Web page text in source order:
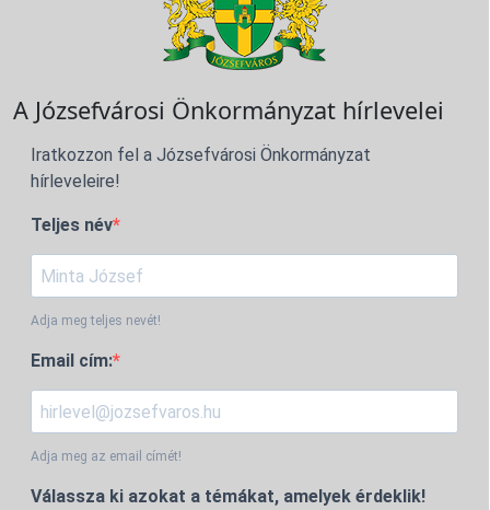
A Józsefvárosi Önkormányzat hírlevelei
Iratkozzon fel a Józsefvárosi Önkormányzat
hírleveleire!
Teljes név
Adja meg teljes nevét!
Email cím:
Adja meg az email címét!
Válassza ki azokat a témákat, amelyek érdeklik!